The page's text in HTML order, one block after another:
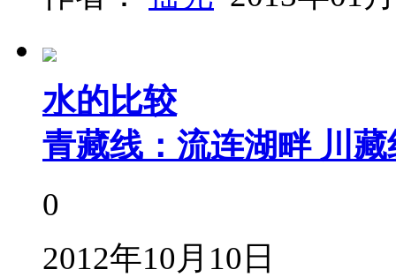
水的比较
青藏线：流连湖畔 川
0
2012年10月10日